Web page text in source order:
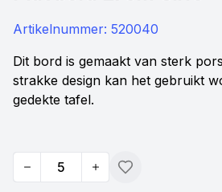
Artikelnummer: 520040
Dit bord is gemaakt van sterk
strakke design kan het gebruikt
gedekte tafel.
Quantity Toevoegen